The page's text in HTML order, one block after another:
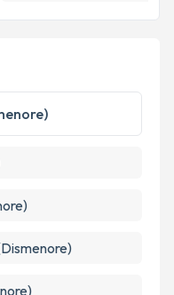
ilişkinAydınlatma
verilerimin belirtilen
ediyorum.